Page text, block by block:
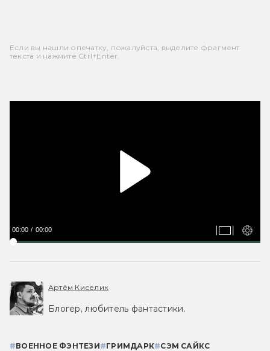
Если вы нашли опечатку, пожалуйста, выделите фрагмент
текста и нажмите Ctrl+Enter.
00:00 00:00
Артём Киселик
Блогер, любитель фантастики.
#ВОЕННОЕ ФЭНТЕЗИ#ГРИМДАРК#СЭМ САЙКС